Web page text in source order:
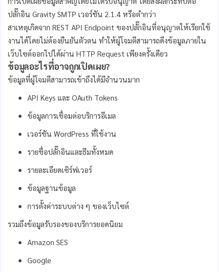
ปลั๊กอิน Gravity SMTP เวอร์ชัน 2.1.4 หรือตำกว่า
สาเหตุเกิดจาก REST API Endpoint ของปลั๊กอินที่อนุญาตให้เรียกใช้
งานได้โดยไม่ต้องยืนยันตัวตน ทำให้ผู้โจมตีสามารถดึงข้อมูลภายใน
เว็บไซต์ออกไปได้ผ่าน HTTP Request เพียงครั้งเดียว
ข้อมูลอะไรที่อาจถูกเปิดเผย?
ข้อมูลที่ผู้โจมตีสามารถเข้าถึงได้มีจำนวนมาก
API Keys และ OAuth Tokens
ข้อมูลการเชื่อมต่อบริการอีเมล
เวอร์ชัน WordPress ที่ใช้งาน
รายชื่อปลั๊กอินและธีมทั้งหมด
รายละเอียดเซิร์ฟเวอร์
ข้อมูลฐานข้อมูล
การตั้งค่าระบบต่าง ๆ ของเว็บไซต์
รวมถึงข้อมูลรับรองของบริการยอดนิยม
Amazon SES
Google